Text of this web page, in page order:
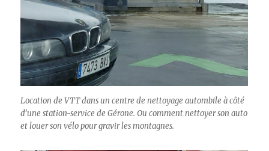
Location de VTT dans un centre de nettoyage autombile à côté
d’une station-service de Gérone. Ou comment nettoyer son auto
et louer son vélo pour gravir les montagnes.